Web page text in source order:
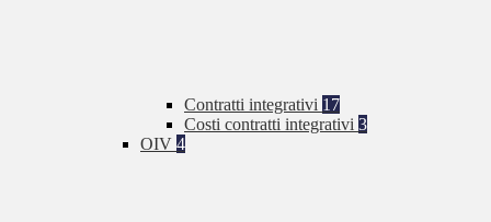
Contratti integrativi 17
Costi contratti integrativi 3
OIV 4